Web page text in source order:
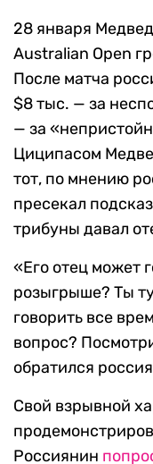
28 января
Australian Open
После матча
$8 тыс. — за
— за
Циципасом
тот, по мнению
пресекал
трибуны давал
«Его отец может
розыгрыше? Ты
говорить все
вопрос?
обратился
Свой взрывной
Россиянин